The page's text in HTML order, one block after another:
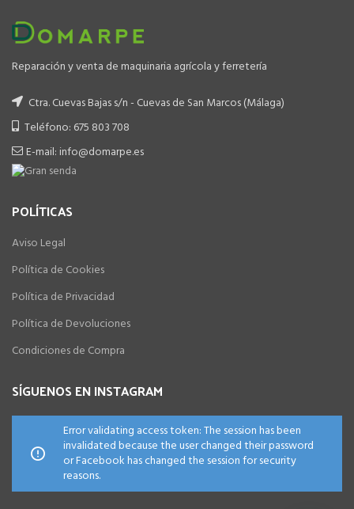
Reparación y venta de maquinaria agrícola y ferretería
Ctra. Cuevas Bajas s/n - Cuevas de San Marcos (Málaga)
Teléfono: 675 803 708
E-mail: info@domarpe.es
POLÍTICAS
Aviso Legal
Política de Cookies
Política de Privacidad
Política de Devoluciones
Condiciones de Compra
SÍGUENOS EN INSTAGRAM
Error validating access token: The session has been
invalidated because the user changed their password
or Facebook has changed the session for security
reasons.